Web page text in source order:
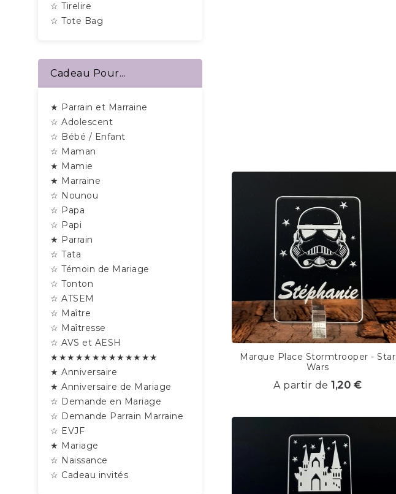
☆ Tirelire
☆ Tote Bag
Cadeau Pour...
★ Parrain et Marraine
☆ Adolescent
☆ Bébé / Enfant
☆ Maman
★ Mamie
★ Marraine
☆ Nounou
☆ Papa
☆ Papi
★ Parrain
☆ Tata
☆ Témoin de Mariage
☆ Tonton
☆ ATSEM
☆ Maître
☆ Maîtresse
☆ AVS et AESH
★★★★★★★★★★★★★
★ Anniversaire
★ Anniversaire de Mariage
☆ Demande en Mariage
☆ Demande Parrain Marraine
☆ EVJF
★ Mariage
☆ Naissance
☆ Cadeau invités
Marque Place Stormtrooper - Star
Wars
A partir de1,20 €